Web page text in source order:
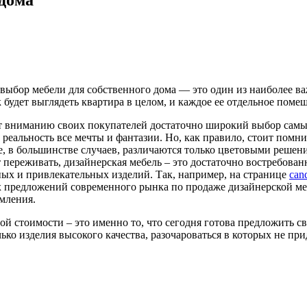
мебели для собственного дома — это один из наиболее
выглядеть квартира в целом, и каждое ее отдельное
своих покупателей достаточно широкий выбор
все мечты и фантазии. Но, как правило, стоит
в большинстве случаев, различаются только цветовыми
дизайнерская мебель – это достаточно
и привлекательных изделий. Так, например, на странице
современного рынка по продаже дизайнерской
стоимости – это именно то, что сегодня готова
изделия высокого качества, разочароваться в которых не